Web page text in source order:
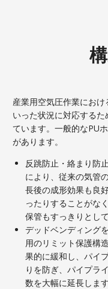
産業用空気圧作業にお
いった状況に対応する
ています。一般的なPU
があります。
反跳防止・絡まり防
により、従来の気管
長後の成形効果も良
ったりすることがな
保管もすっきりとし
デッドベンディング
用のリミット保護構
果的に緩和し、パイ
りを防ぎ、パイプラ
数を大幅に延長しま